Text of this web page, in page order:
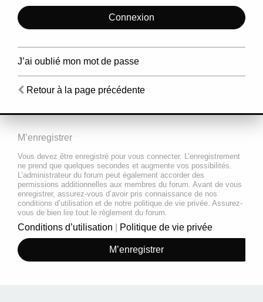
J’ai oublié mon mot de passe
Retour à la page précédente
M’enregistrer
Vous devez être enregistré pour vous connecter. L’enregistrement
ne prend que quelques secondes et augmente vos possibilités.
L’administrateur du forum peut également accorder des
permissions additionnelles aux membres du forum. Avant de vous
enregistrer, assurez-vous d’avoir pris connaissance de nos
conditions d’utilisation et de notre politique de vie privée. Assurez-
vous de bien lire tout le règlement du forum.
Conditions d’utilisation Politique de vie privée
M’enregistrer